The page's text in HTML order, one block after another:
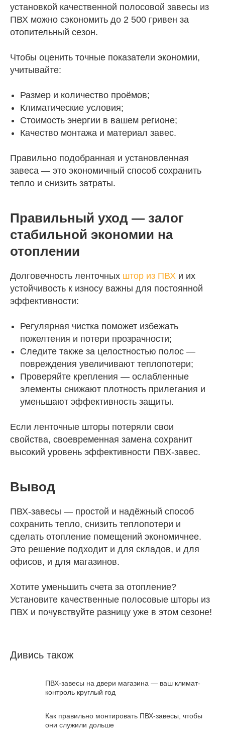
установкой качественной полосовой завесы из
ПВХ можно сэкономить до 2 500 гривен за
отопительный сезон.
Чтобы оценить точные показатели экономии,
учитывайте:
Размер и количество проёмов;
Климатические условия;
Стоимость энергии в вашем регионе;
Качество монтажа и материал завес.
Правильно подобранная и установленная
завеса — это экономичный способ сохранить
тепло и снизить затраты.
Правильный уход — залог
стабильной экономии на
отоплении
Долговечность ленточных штор из ПВХ и их
устойчивость к износу важны для постоянной
эффективности:
Регулярная чистка поможет избежать
пожелтения и потери прозрачности;
Следите также за целостностью полос —
повреждения увеличивают теплопотери;
Проверяйте крепления — ослабленные
элементы снижают плотность прилегания и
уменьшают эффективность защиты.
Если ленточные шторы потеряли свои
свойства, своевременная замена сохранит
высокий уровень эффективности ПВХ-завес.
Вывод
ПВХ-завесы — простой и надёжный способ
сохранить тепло, снизить теплопотери и
сделать отопление помещений экономичнее.
Это решение подходит и для складов, и для
офисов, и для магазинов.
Хотите уменьшить счета за отопление?
Установите качественные полосовые шторы из
ПВХ и почувствуйте разницу уже в этом сезоне!
Дивись також
ПВХ-завесы на двери магазина — ваш климат-
контроль круглый год
Как правильно монтировать ПВХ-завесы, чтобы
они служили дольше